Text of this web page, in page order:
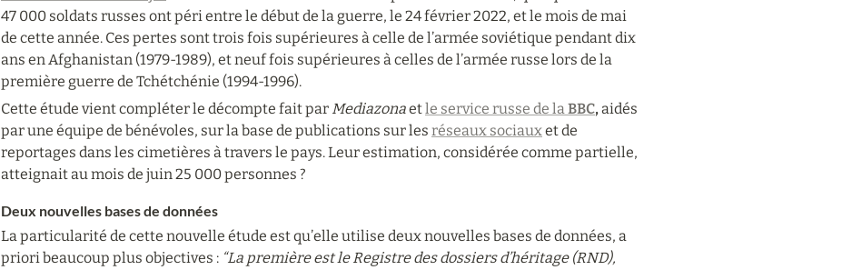
47 000 soldats russes ont péri entre le début de la guerre, le 24 février 2022, et le mois de mai
de cette année. Ces pertes sont trois fois supérieures à celle de l’armée soviétique pendant dix
ans en Afghanistan (1979-1989), et neuf fois supérieures à celles de l’armée russe lors de la
première guerre de Tchétchénie (1994-1996).
Cette étude vient compléter le décompte fait par Mediazona et le service russe de la BBC, aidés
par une équipe de bénévoles, sur la base de publications sur les réseaux sociaux et de
reportages dans les cimetières à travers le pays. Leur estimation, considérée comme partielle,
atteignait au mois de juin 25 000 personnes ?
Deux nouvelles bases de données
La particularité de cette nouvelle étude est qu’elle utilise deux nouvelles bases de données, a
priori beaucoup plus objectives : “La première est le Registre des dossiers d’héritage (RND),